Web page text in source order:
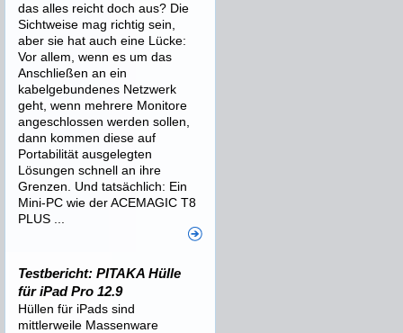
das alles reicht doch aus? Die
Sichtweise mag richtig sein,
aber sie hat auch eine Lücke:
Vor allem, wenn es um das
Anschließen an ein
kabelgebundenes Netzwerk
geht, wenn mehrere Monitore
angeschlossen werden sollen,
dann kommen diese auf
Portabilität ausgelegten
Lösungen schnell an ihre
Grenzen. Und tatsächlich: Ein
Mini-PC wie der ACEMAGIC T8
PLUS ...
Testbericht: PITAKA Hülle
für iPad Pro 12.9
Hüllen für iPads sind
mittlerweile Massenware